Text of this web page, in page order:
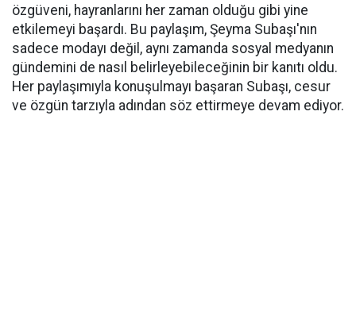
özgüveni, hayranlarını her zaman olduğu gibi yine
etkilemeyi başardı. Bu paylaşım, Şeyma Subaşı'nın
sadece modayı değil, aynı zamanda sosyal medyanın
gündemini de nasıl belirleyebileceğinin bir kanıtı oldu.
Her paylaşımıyla konuşulmayı başaran Subaşı, cesur
ve özgün tarzıyla adından söz ettirmeye devam ediyor.